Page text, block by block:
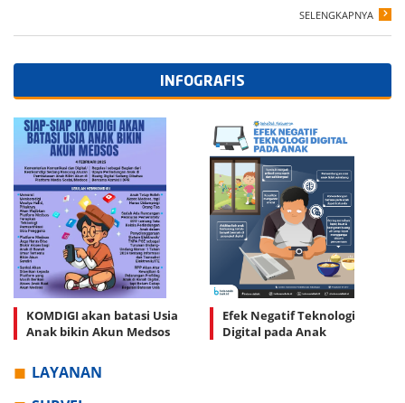
SELENGKAPNYA
INFOGRAFIS
KOMDIGI akan batasi Usia
Anak bikin Akun Medsos
Efek Negatif Teknologi
Digital pada Anak
LAYANAN